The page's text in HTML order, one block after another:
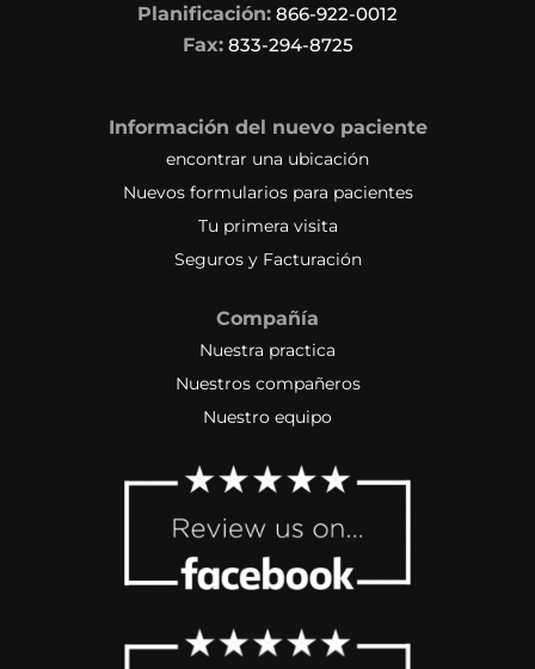
Planificación: 866-922-0012
Fax:833-294-8725
Información del nuevo paciente
encontrar una ubicación
Nuevos formularios para pacientes
Tu primera visita
Seguros y Facturación
Compañía
Nuestra practica
Nuestros compañeros
Nuestro equipo